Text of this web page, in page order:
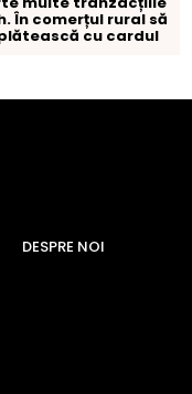
DESPRE NOI